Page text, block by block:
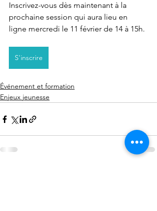
Inscrivez-vous dès maintenant à la
prochaine session qui aura lieu en
ligne mercredi le 11 février de 14 à 15h.
S'inscrire
Événement et formation
Enjeux jeunesse